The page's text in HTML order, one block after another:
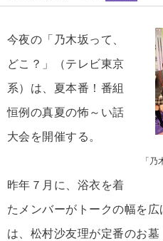
「
今夜の「乃木坂って、
どこ？」（テレビ東京
系）は、夏本番！番組
恒例の真夏の怖～い話
大会を開催する。
昨年７月に、浴衣を着
たメンバーがトークの幅を
は、松村沙友理が定番のお